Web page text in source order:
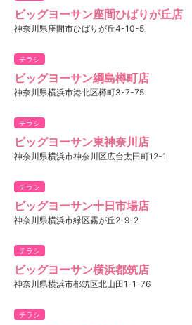
ビッグヨーサン座間ひばりが丘店
神奈川県座間市ひばりが丘4-10-5
チラシ
ビッグヨーサン綱島樽町店
神奈川県横浜市港北区樽町3-7-75
チラシ
ビッグヨーサン東神奈川店
神奈川県横浜市神奈川区広台太田町12-1
チラシ
ビッグヨーサン十日市場店
神奈川県横浜市緑区霧が丘2-9-2
チラシ
ビッグヨーサン横浜都筑店
神奈川県横浜市都筑区北山田1-1-76
チラシ